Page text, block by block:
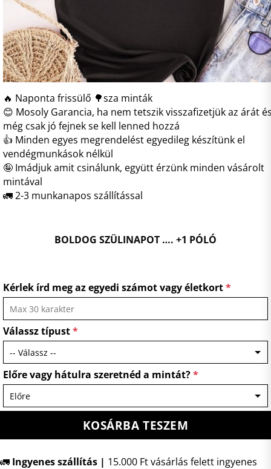
🔥 Naponta frissülő 🌳sza minták
😊 Mosoly Garancia, ha nem tetszik visszafizetjük az árát
még csak jó fejnek se kell lenned hozzá
👍 Minden egyes megrendelést egyedileg készítünk el
vendégmunkások nélkül
🤪 Imádjuk amit csinálunk, együtt érzünk minden vásárolt
mintával
🚛 2-3 munkanapos szállítással
BOLDOG SZÜLINAPOT …. +1 PÓLÓ
Kérlek írd meg az egyedi számot vagy életkort*
Válassz típust*
Előre vagy hátulra szeretnéd a mintát?*
KOSÁRBA TESZEM
🚛 Ingyenes szállítás | 15.000 Ft vásárlás felett ingyenes